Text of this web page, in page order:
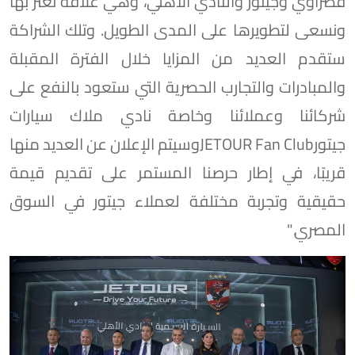
ونسعى لتطويرها على المدى الطويل. وتلك الشراكة
ستقدم العديد من المزايا خلال الفترة المقبلة
والمبادرات والتجارب الحصرية التي ستعود بالنفع على
شركائنا وعملائنا وخاصة نادي ملاك سيارات
جيتورJETOUR Fan Clubوسيتم الإعلان عن العديد منها
قريبًا، في إطار حرصنا المستمر على تقديم قيمة
حقيقية وتجربة مختلفة لعملاء جيتور في السوق
المصري."